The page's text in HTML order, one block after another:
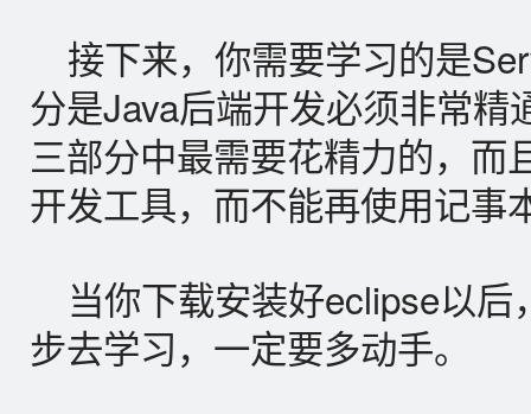
接下来，你需要学习的是
分是Java后端开发必须非常
三部分中最需要花精力的，而
开发工具，而不能再使用记事
当你下载安装好eclipse以
步去学习，一定要多动手。